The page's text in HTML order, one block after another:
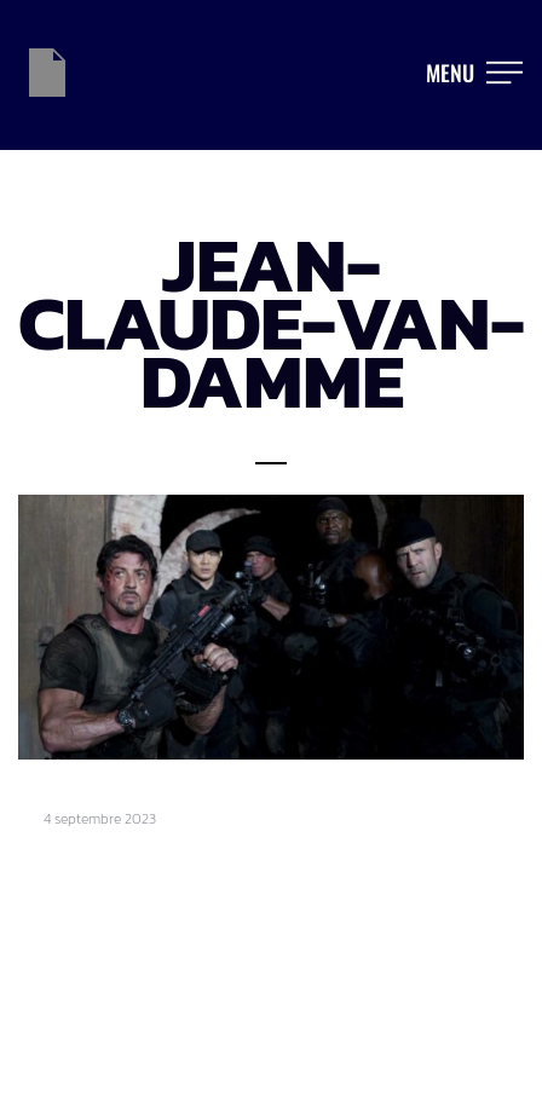
MENU
JEAN-
CLAUDE-VAN-
DAMME
4 septembre 2023